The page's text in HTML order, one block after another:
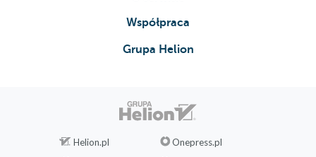
Zrozumienie Pętli Czakr – jak działa manifestacja
Zastosowanie Pętli Czakr – jak możesz wdrożyć
manifestację
Współpraca
Grupa Helion
Helion.pl
Onepress.pl